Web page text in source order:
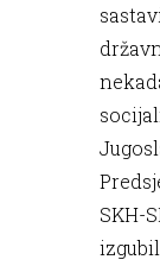
SKH-